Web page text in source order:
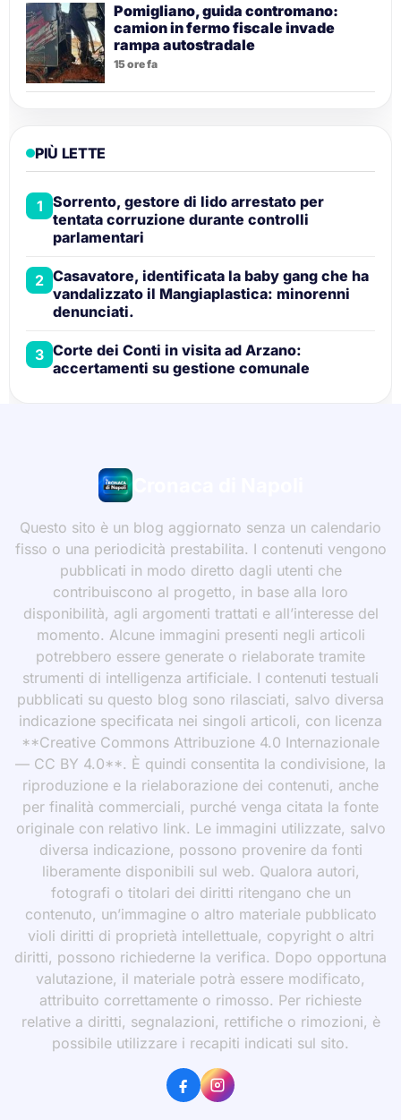
Pomigliano, guida contromano:
camion in fermo fiscale invade
rampa autostradale
15 ore fa
PIÙ LETTE
1 Sorrento, gestore di lido arrestato per
tentata corruzione durante controlli
parlamentari
2 Casavatore, identificata la baby gang che ha
vandalizzato il Mangiaplastica: minorenni
denunciati.
3 Corte dei Conti in visita ad Arzano:
accertamenti su gestione comunale
Cronaca di Napoli
Questo sito è un blog aggiornato senza un calendario
fisso o una periodicità prestabilita. I contenuti vengono
pubblicati in modo diretto dagli utenti che
contribuiscono al progetto, in base alla loro
disponibilità, agli argomenti trattati e all’interesse del
momento. Alcune immagini presenti negli articoli
potrebbero essere generate o rielaborate tramite
strumenti di intelligenza artificiale. I contenuti testuali
pubblicati su questo blog sono rilasciati, salvo diversa
indicazione specificata nei singoli articoli, con licenza
**Creative Commons Attribuzione 4.0 Internazionale
— CC BY 4.0**. È quindi consentita la condivisione, la
riproduzione e la rielaborazione dei contenuti, anche
per finalità commerciali, purché venga citata la fonte
originale con relativo link. Le immagini utilizzate, salvo
diversa indicazione, possono provenire da fonti
liberamente disponibili sul web. Qualora autori,
fotografi o titolari dei diritti ritengano che un
contenuto, un’immagine o altro materiale pubblicato
violi diritti di proprietà intellettuale, copyright o altri
diritti, possono richiederne la verifica. Dopo opportuna
valutazione, il materiale potrà essere modificato,
attribuito correttamente o rimosso. Per richieste
relative a diritti, segnalazioni, rettifiche o rimozioni, è
possibile utilizzare i recapiti indicati sul sito.